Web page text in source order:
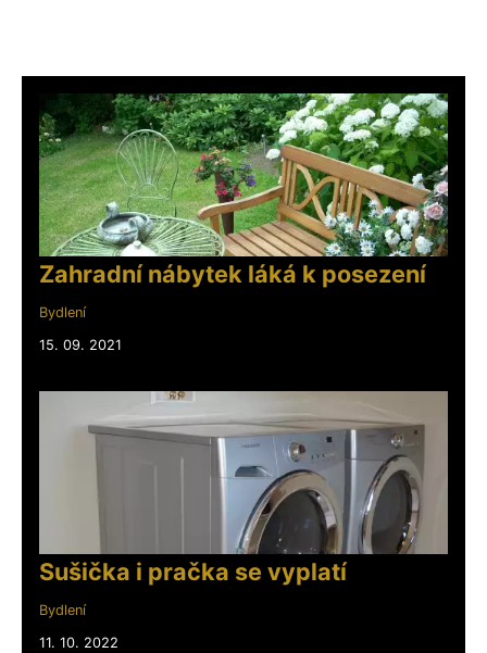
Zahradní nábytek láká k posezení
Bydlení
15. 09. 2021
Sušička i pračka se vyplatí
Bydlení
11. 10. 2022